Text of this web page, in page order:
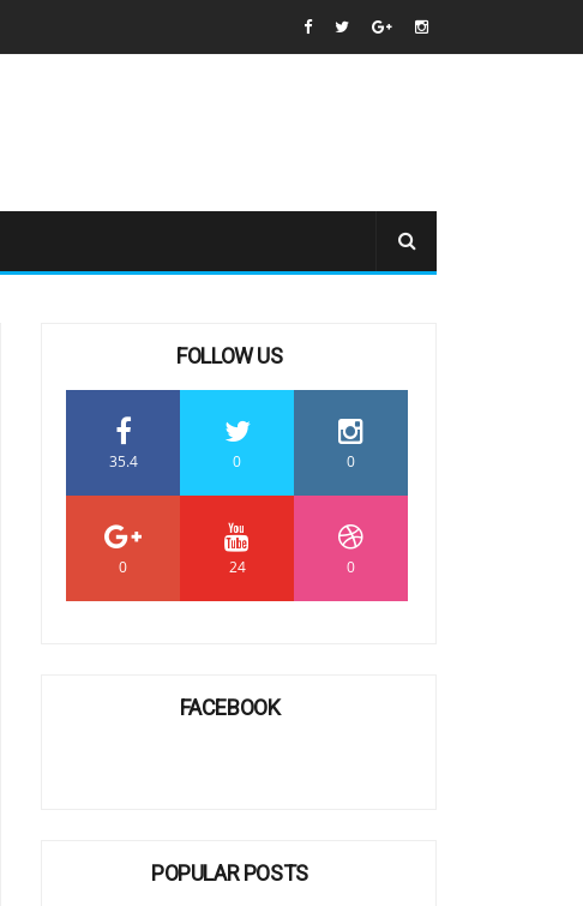
FOLLOW US
35.4 0 0
0 24 0
FACEBOOK
POPULAR POSTS